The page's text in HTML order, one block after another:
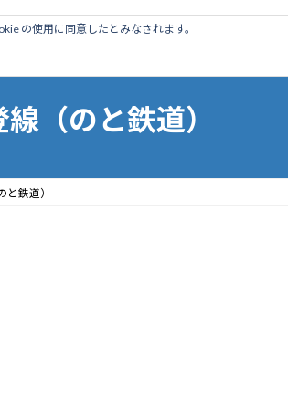
管理人ブログ 営業線から探す
（のと鉄道）
と鉄道）
の使用に同意したとみなされます。